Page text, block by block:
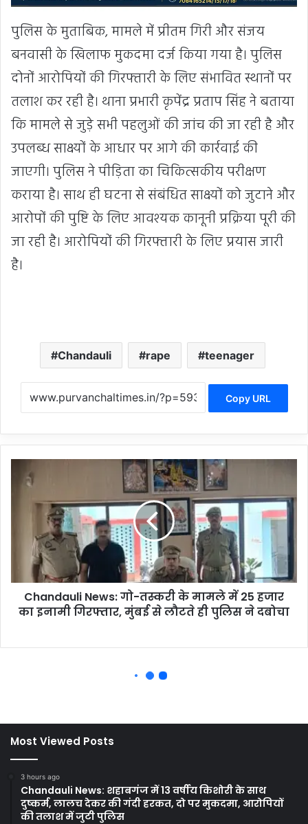
Most Viewed Posts
3 hours ago
Chandauli News: शहाबगंज में 13 वर्षीय किशोरी के साथ
दुष्कर्म, लालच देकर की गंदी हरकत, दो पर मुकदमा, आरोपियों
की तलाश में जुटी पुलिस